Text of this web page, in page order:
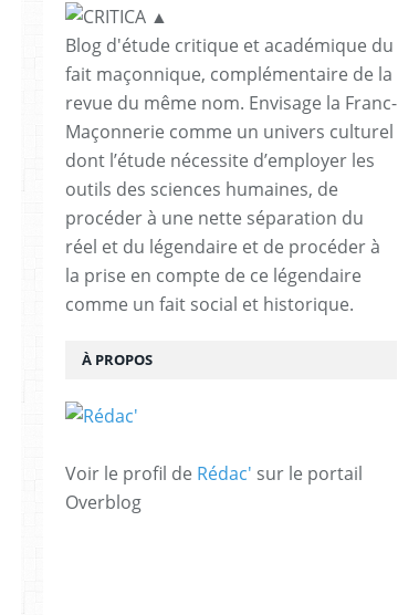
Blog d'étude critique et académique du
fait maçonnique, complémentaire de la
revue du même nom. Envisage la Franc-
Maçonnerie comme un univers culturel
dont l’étude nécessite d’employer les
outils des sciences humaines, de
procéder à une nette séparation du
réel et du légendaire et de procéder à
la prise en compte de ce légendaire
comme un fait social et historique.
À PROPOS
Voir le profil de Rédac' sur le portail
Overblog